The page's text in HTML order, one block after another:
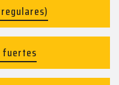
fuertes